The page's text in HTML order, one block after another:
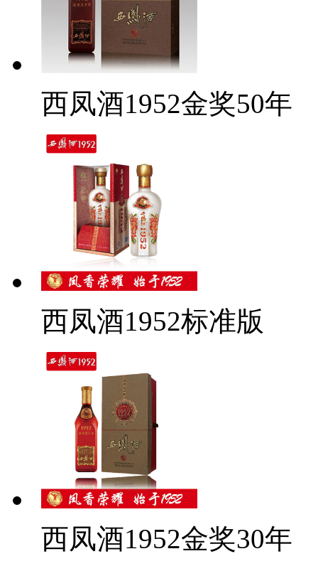
西凤酒1952金奖50年
西凤酒1952标准版
西凤酒1952金奖30年